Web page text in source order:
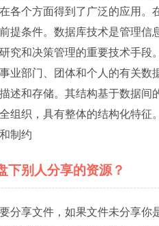
各个方面得到了广泛的应用
提条件。数据库技术是管理
究和决策管理的重要技术手
业部门、团体和个人的有关
述和存储。其结构基于数据
组织，具有整体的结构化特
制约
下别人分享的资源？
分享文件，如果文件未分享你